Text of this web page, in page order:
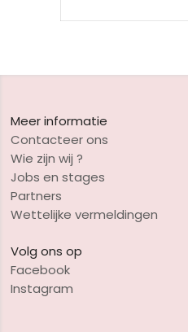
Meer informatie
Contacteer ons
Wie zijn wij ?
Jobs en stages
Partners
Wettelijke vermeldingen
Volg ons op
Facebook
Instagram